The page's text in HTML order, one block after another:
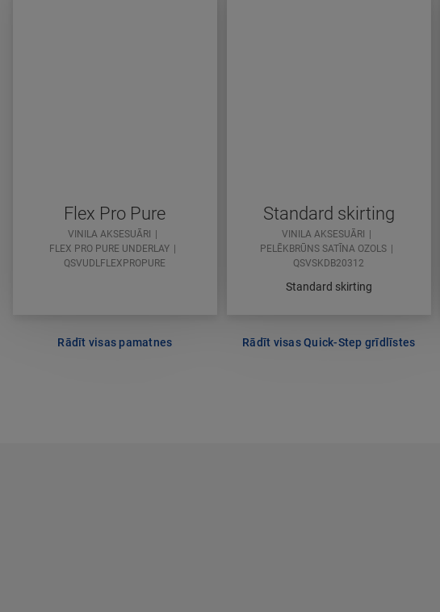
Flex Pro Pure
VINILA AKSESUĀRI
FLEX PRO PURE UNDERLAY
QSVUDLFLEXPROPURE
Rādīt visas pamatnes
Standard skirting
VINILA AKSESUĀRI
PELĒKBRŪNS SATĪNA OZOLS
QSVSKDB20312
Standard skirting
Rādīt visas Quick-Step grīdlīstes